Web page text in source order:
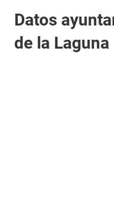
Datos
de la Laguna